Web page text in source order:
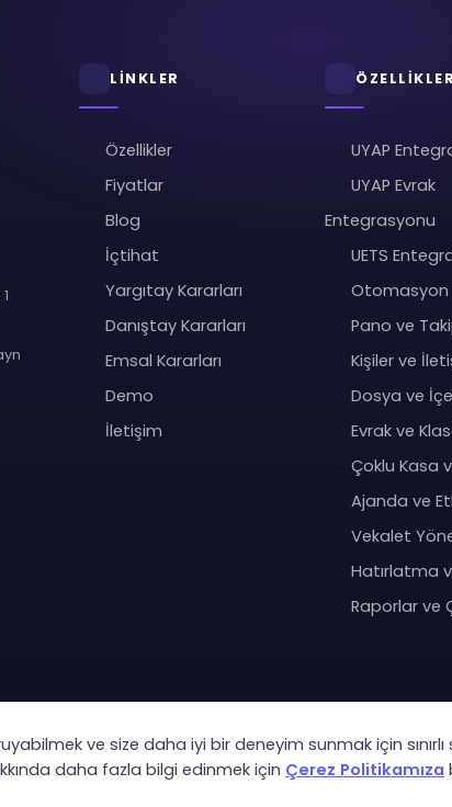
LİNKLER
Özellikler
Fiyatlar
Blog
İçtihat
Yargıtay Kararları
Danıştay Kararları
Emsal Kararları
Demo
İletişim
ÖZELLİKLER
UYAP
UYAP Evrak
Entegrasyonu
UETS
Otomasyon
Pano ve
Kişiler ve
Dosya ve
Evrak ve
Çoklu Kasa
Ajanda ve
Vekalet
Hatırlatma
Raporlar ve
ve size daha iyi bir deneyim sunmak için sınırlı
daha fazla bilgi edinmek için Çerez Politikamıza